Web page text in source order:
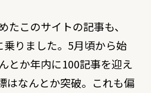
たこのサイトの記事も、
乗りました。5月頃から始
とか年内に100記事を迎え
はなんとか突破。これも偏